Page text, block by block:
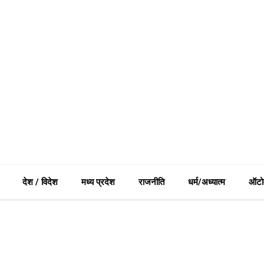
देश / विदेश मध्य प्रदेश राजनीति धर्म/अध्यात्म